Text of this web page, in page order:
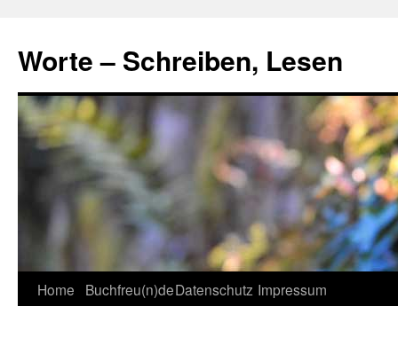
content
Worte – Schreiben, Lesen
Home Buchfreu(n)deDatenschutz Impressum